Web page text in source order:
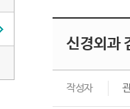
신경외과
작성자